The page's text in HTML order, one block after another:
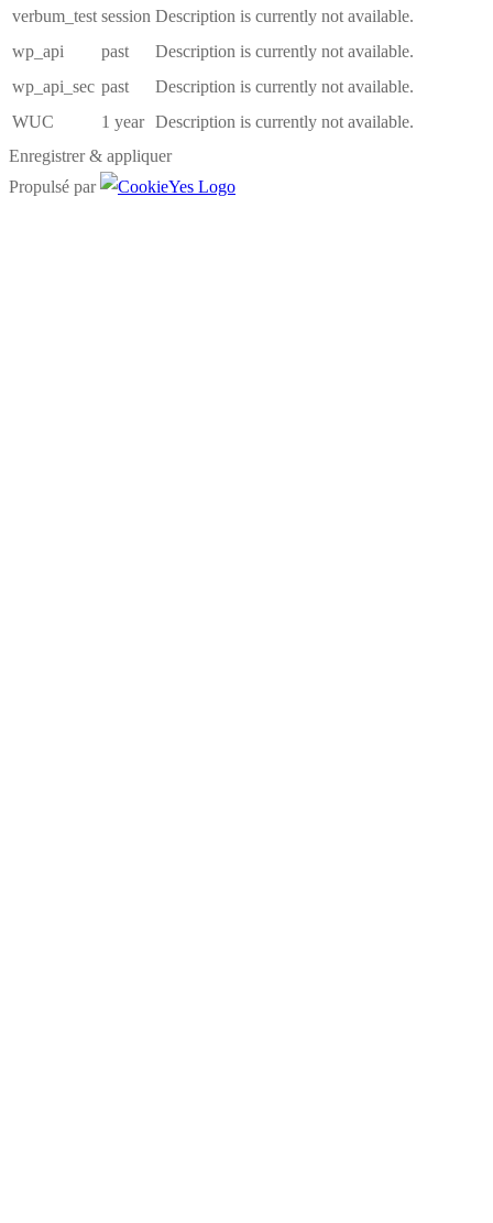
verbum_test session Description is currently not available.
wp_api
past
Description is currently not available.
wp_api_sec past
Description is currently not available.
WUC
1 year Description is currently not available.
Enregistrer & appliquer
Propulsé par